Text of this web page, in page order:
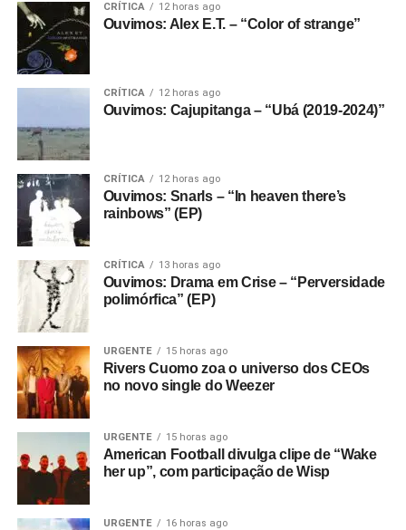
CRÍTICA 12 horas ago
Ouvimos: Alex E.T. – “Color of strange”
CRÍTICA 12 horas ago
Ouvimos: Cajupitanga – “Ubá (2019-2024)”
CRÍTICA 12 horas ago
Ouvimos: Snarls – “In heaven there’s
rainbows” (EP)
CRÍTICA 13 horas ago
Ouvimos: Drama em Crise – “Perversidade
polimórfica” (EP)
URGENTE 15 horas ago
Rivers Cuomo zoa o universo dos CEOs
no novo single do Weezer
URGENTE 15 horas ago
American Football divulga clipe de “Wake
her up”, com participação de Wisp
URGENTE 16 horas ago